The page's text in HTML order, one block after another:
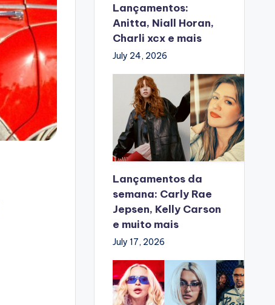
Lançamentos:
Anitta, Niall Horan,
Charli xcx e mais
July 24, 2026
Lançamentos da
semana: Carly Rae
Jepsen, Kelly Carson
e muito mais
July 17, 2026